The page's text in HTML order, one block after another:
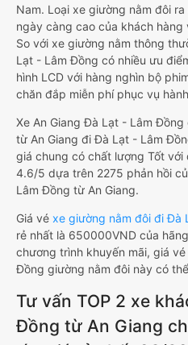
Nam. Loại xe giường nằm đôi
ngày càng cao của khách
So với xe giường nằm thông
Lạt - Lâm Đồng có nhiều ưu
hình LCD với hàng nghìn bộ
chăn đắp miễn phí phục vụ
Xe An Giang Đà Lạt - Lâm
từ An Giang đi Đà Lạt - Lâm
giá chung có chất lượng Tốt
4.6/5 dựa trên 2275 phản hồi
Lâm Đồng từ An Giang.
Giá vé xe giường nằm đôi đi Đà
rẻ nhất là 650000VND của
chương trình khuyến mãi, giá
Đồng giường nằm đôi này có
Tư vấn TOP 2 xe
Đồng từ An Giang